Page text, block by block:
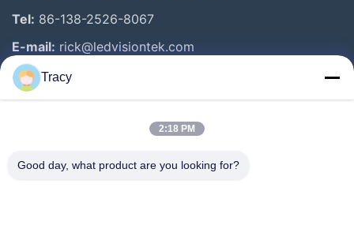
Tel: 86-138-2526-8067
E-mail: rick@ledvisiontek.com
Szybkie Linki
Produkty
Tracy
2:18 PM
Good day, what product are you looking for?